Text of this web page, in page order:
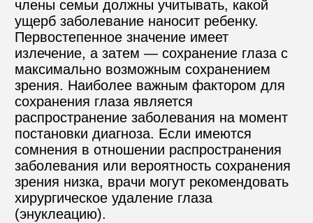
члены семьи должны учитывать, какой
ущерб заболевание наносит ребенку.
Первостепенное значение имеет
излечение, а затем — сохранение глаза с
максимально возможным сохранением
зрения. Наиболее важным фактором для
сохранения глаза является
распространение заболевания на момент
постановки диагноза. Если имеются
сомнения в отношении распространения
заболевания или вероятность сохранения
зрения низка, врачи могут рекомендовать
хирургическое удаление глаза
(энуклеацию).